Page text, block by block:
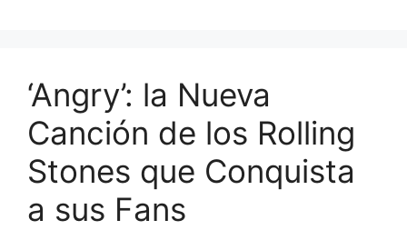
‘Angry’: la Nueva
Canción de los Rolling
Stones que Conquista
a sus Fans